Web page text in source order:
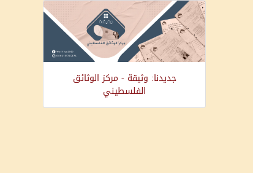
جديدنا: وثيقة - مركز الوثائق
الفلسطيني